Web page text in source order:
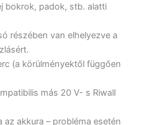
bokrok, padok, stb. alatti
részében van elhelyezve a
(a körülményektől függően
más 20 V- s Riwall
az akkura – probléma esetén